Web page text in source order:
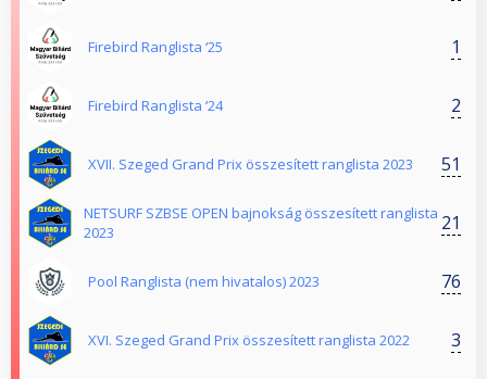
Firebird Ranglista ‘25 1
Firebird Ranglista ‘24 2
XVII. Szeged Grand Prix összesített ranglista 2023 51
NETSURF SZBSE OPEN bajnokság összesített ranglista
2023
21
Pool Ranglista (nem hivatalos) 2023 76
XVI. Szeged Grand Prix összesített ranglista 2022 3